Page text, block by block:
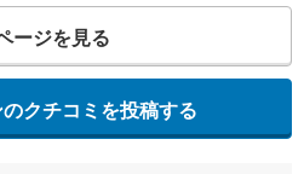
ージを見る
クチコミを投稿する